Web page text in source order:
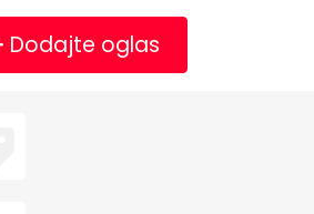
Dodajte oglas